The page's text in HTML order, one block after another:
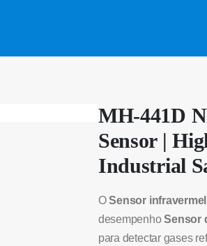
MH-441D
Sensor |
Industrial
OSensor
desempenhoSensor
para detectar gases